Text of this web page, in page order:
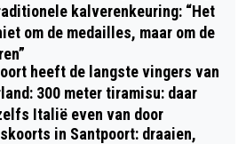
kalverenkeuring: “Het
om de medailles, maar om de
heeft de langste vingers van
300 meter tiramisu: daar
Italië even van door
in Santpoort: draaien,